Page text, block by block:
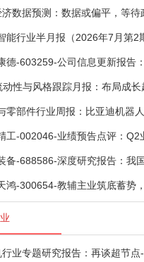
业专题研究报告：再谈超节点